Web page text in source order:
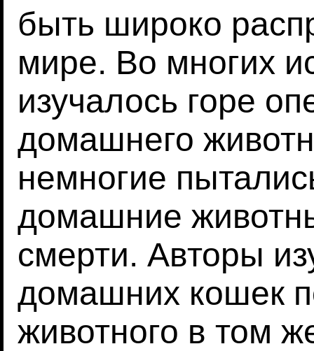
быть широко
мире. Во многих
изучалось горе
домашнего
немногие
домашние
смерти. Авторы
домашних кошек
животного в том